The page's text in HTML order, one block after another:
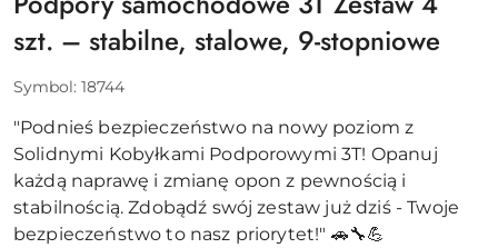
szt. – stabilne, stalowe, 9-stopniowe
Symbol: 18744
"Podnieś bezpieczeństwo na nowy poziom z
Solidnymi Kobyłkami Podporowymi 3T! Opanuj
każdą naprawę i zmianę opon z pewnością i
stabilnością. Zdobądź swój zestaw już dziś - Twoje
bezpieczeństwo to nasz priorytet!" 🚗🔧💪